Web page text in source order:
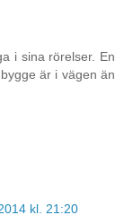
i sina rörelser. En
är i vägen än
kl. 21:20